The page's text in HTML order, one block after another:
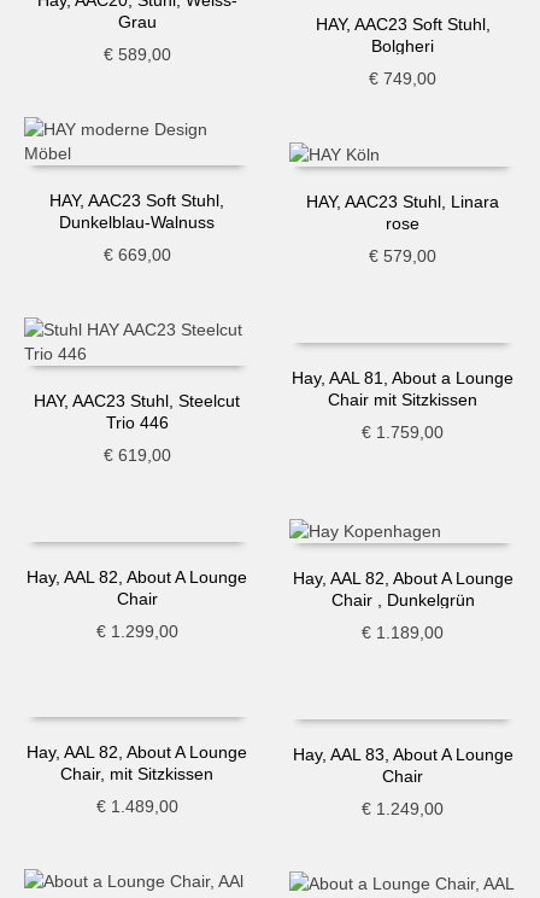
Grau
€589,00
HAY, AAC23 Soft Stuhl,
Bolgheri
€ 749,00
HAY, AAC23 Soft Stuhl,
Dunkelblau-Walnuss
€669,00
HAY, AAC23 Stuhl, Linara
rose
€ 579,00
HAY, AAC23 Stuhl, Steelcut
Trio 446
€619,00
Hay, AAL 81, About a Lounge
Chair mit Sitzkissen
€ 1.759,00
Hay, AAL 82, About A Lounge
Chair
€1.299,00
Hay, AAL 82, About A Lounge
Chair , Dunkelgrün
€ 1.189,00
Hay, AAL 82, About A Lounge
Chair, mit Sitzkissen
€1.489,00
Hay, AAL 83, About A Lounge
Chair
€ 1.249,00